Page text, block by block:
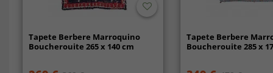
Tapete Berbere Marroquino
Boucherouite 265 x 140 cm
Tapete Berbere
Boucherouite 285 x